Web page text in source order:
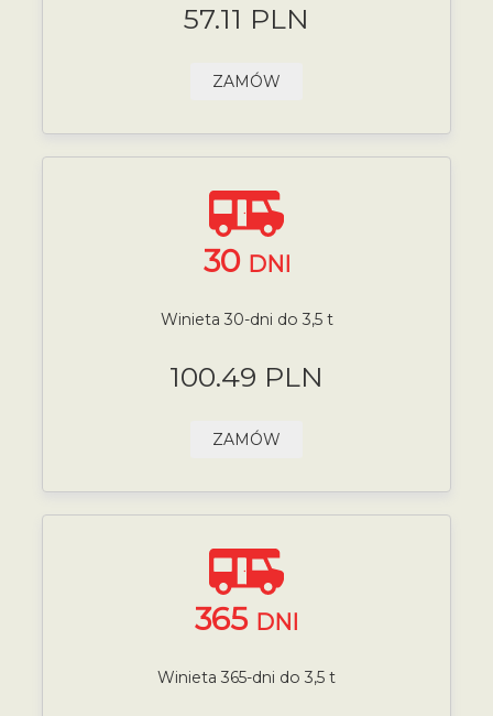
57.11 PLN
ZAMÓW
30 DNI
Winieta 30-dni do 3,5 t
100.49 PLN
ZAMÓW
365 DNI
Winieta 365-dni do 3,5 t